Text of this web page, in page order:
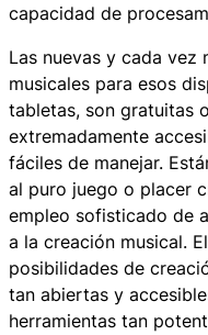
capacidad de
Las nuevas y cada vez
musicales para esos
tabletas, son gratuitas
extremadamente
fáciles de manejar.
al puro juego o placer
empleo sofisticado de
a la creación musical.
posibilidades de
tan abiertas y
herramientas tan